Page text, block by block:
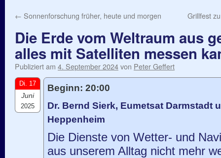
← Sonnenforschung früher, heute und morgen Grillfest
Die Erde vom Weltraum aus
alles mit Satelliten messen
Publiziert am 4. September 2024von Peter Geffert
Di. 17
Juni
2025
Beginn: 20:00
Dr. Bernd Sierk, Eumetsat Darmstadt
Heppenheim
Die Dienste von Wetter- und
aus unserem Alltag nicht mehr